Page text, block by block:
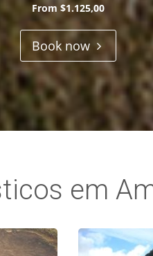
From $1.125,00
Book now
em